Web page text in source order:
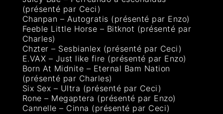
(présenté par Ceci)
Chanpan – Autogratis (présenté par Enzo)
Feeble Little Horse – Bitknot (présenté par
Charles)
Chzter – Sesbianlex (présenté par Ceci)
E.VAX – Just like fire (présenté par Enzo)
Born At Midnite – Eternal Bam Nation
(présenté par Charles)
Six Sex – Ultra (présenté par Ceci)
Rone – Megaptera (présenté par Enzo)
Cannelle – Cinna (présenté par Ceci)